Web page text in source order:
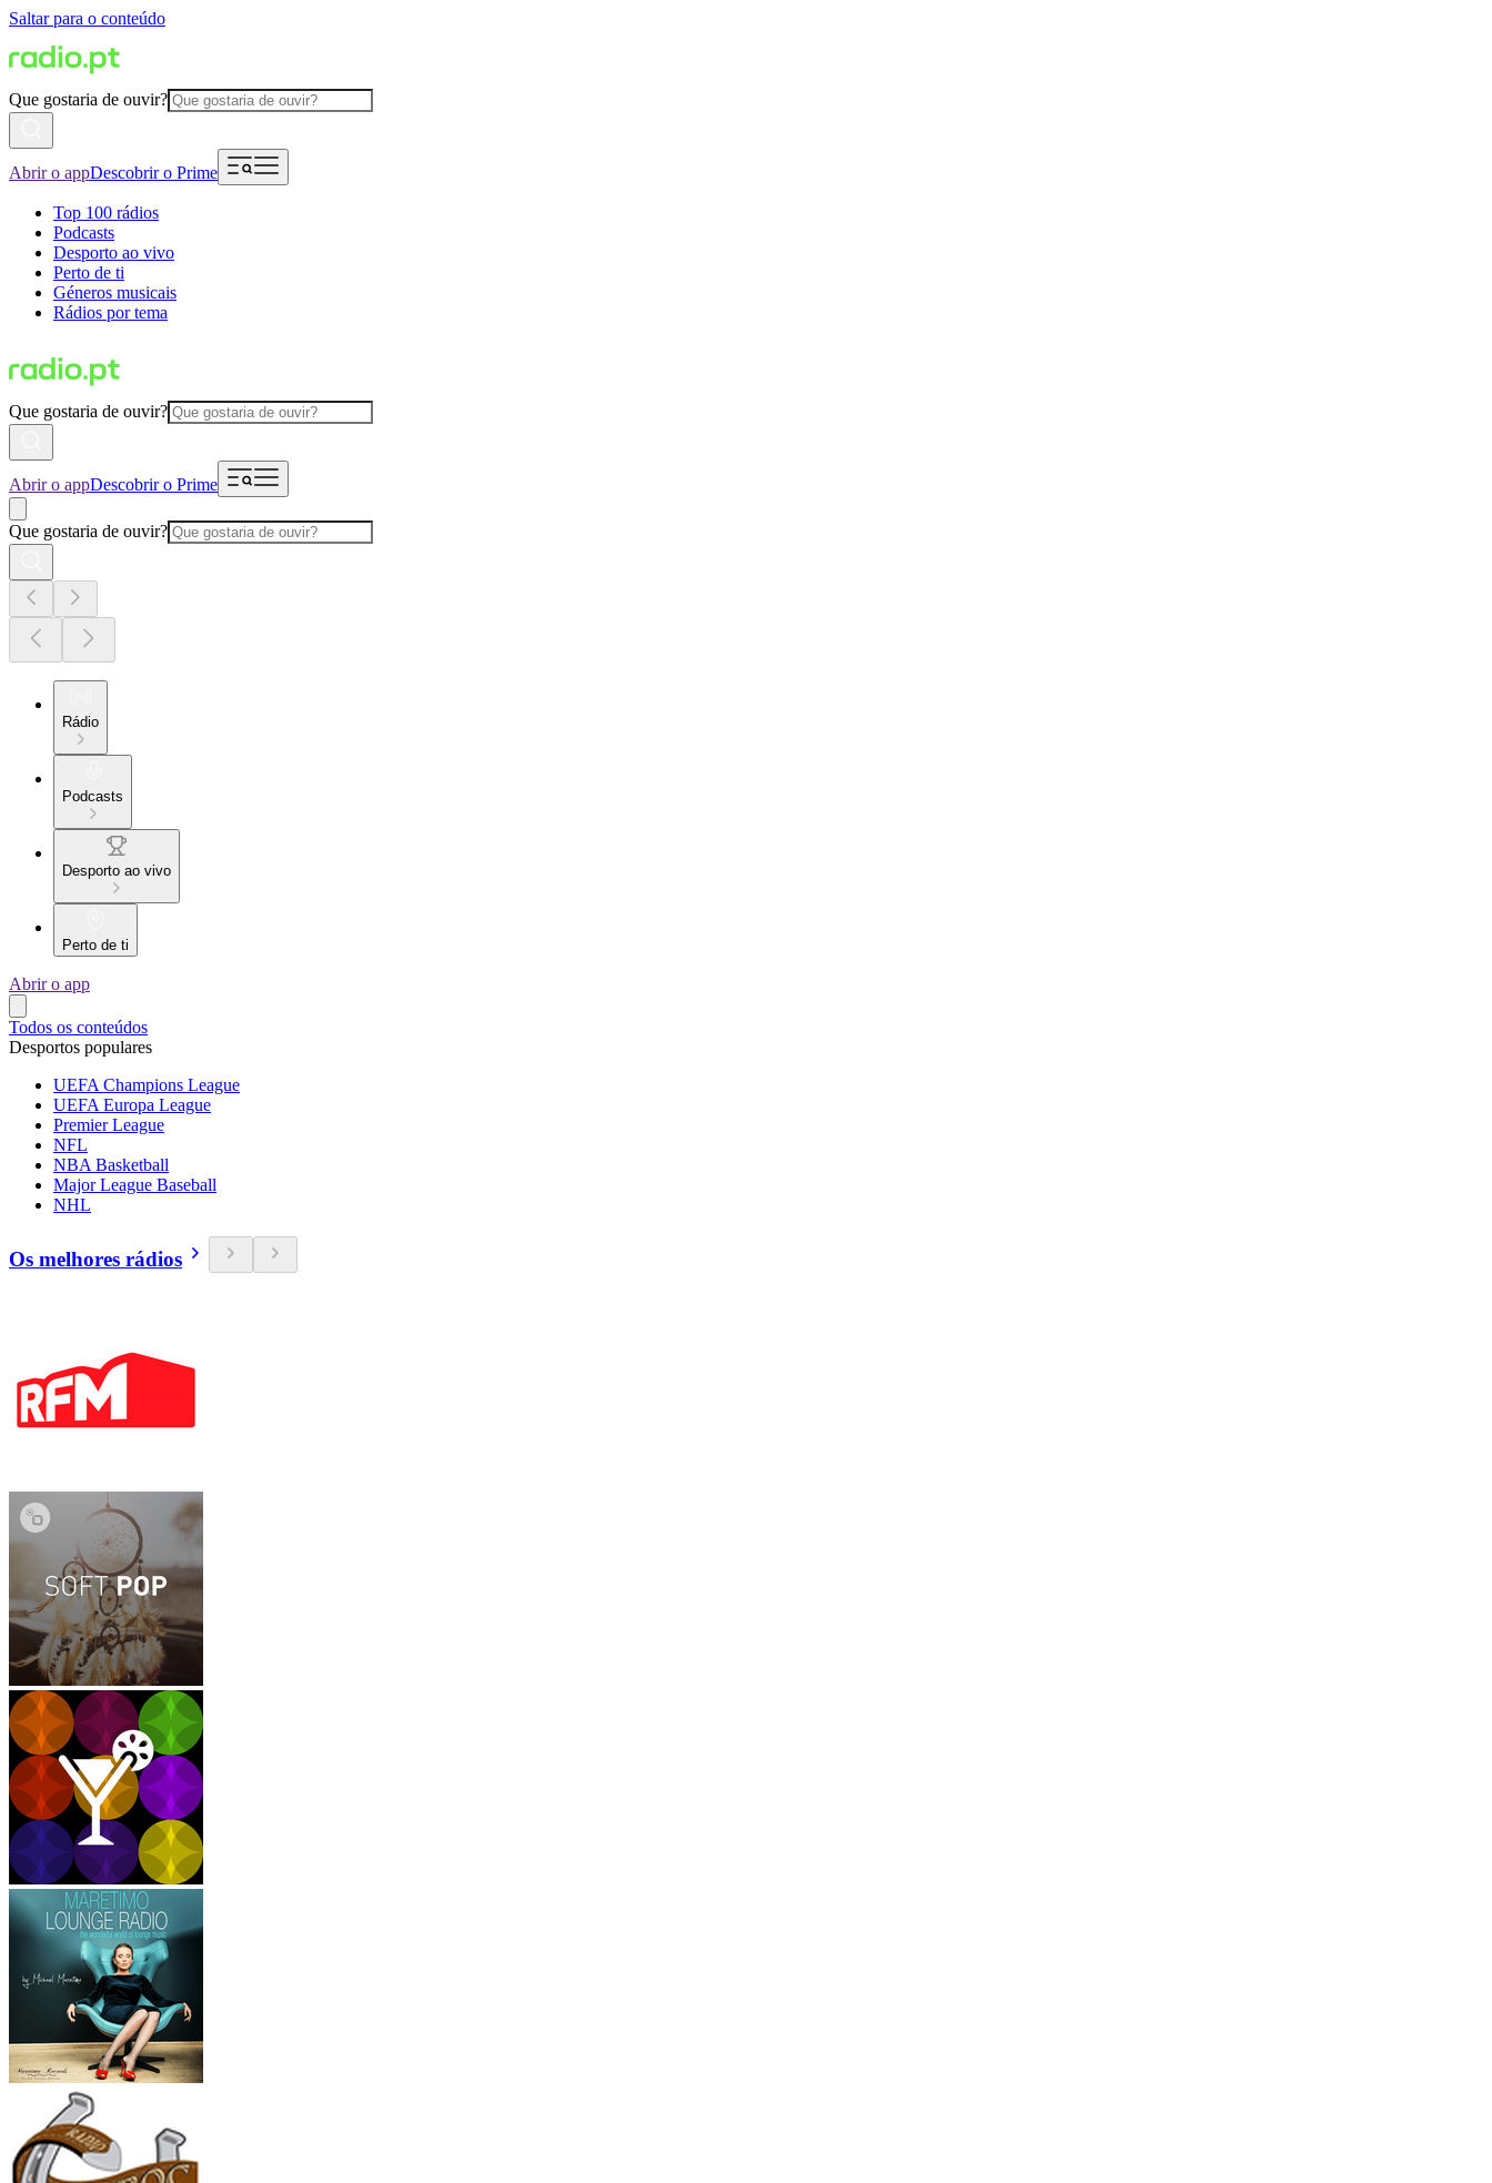
Saltar para o conteúdo
Que gostaria de ouvir?
Abrir o appDescobrir o Prime
Top 100 rádios
Podcasts
Desporto ao vivo
Perto de ti
Géneros musicais
Rádios por tema
Que gostaria de ouvir?
Abrir o appDescobrir o Prime
Que gostaria de ouvir?
Rádio
Podcasts
Desporto ao vivo
Perto de ti
Abrir o app
Todos os conteúdos
Desportos populares
UEFA Champions League
UEFA Europa League
Premier League
NFL
NBA Basketball
Major League Baseball
NHL
Os melhores rádios